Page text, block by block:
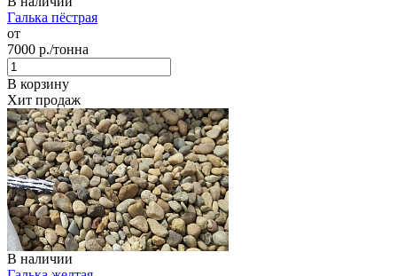
Галька пёстрая
от
7000 р./тонна
В корзину
Хит продаж
В наличии